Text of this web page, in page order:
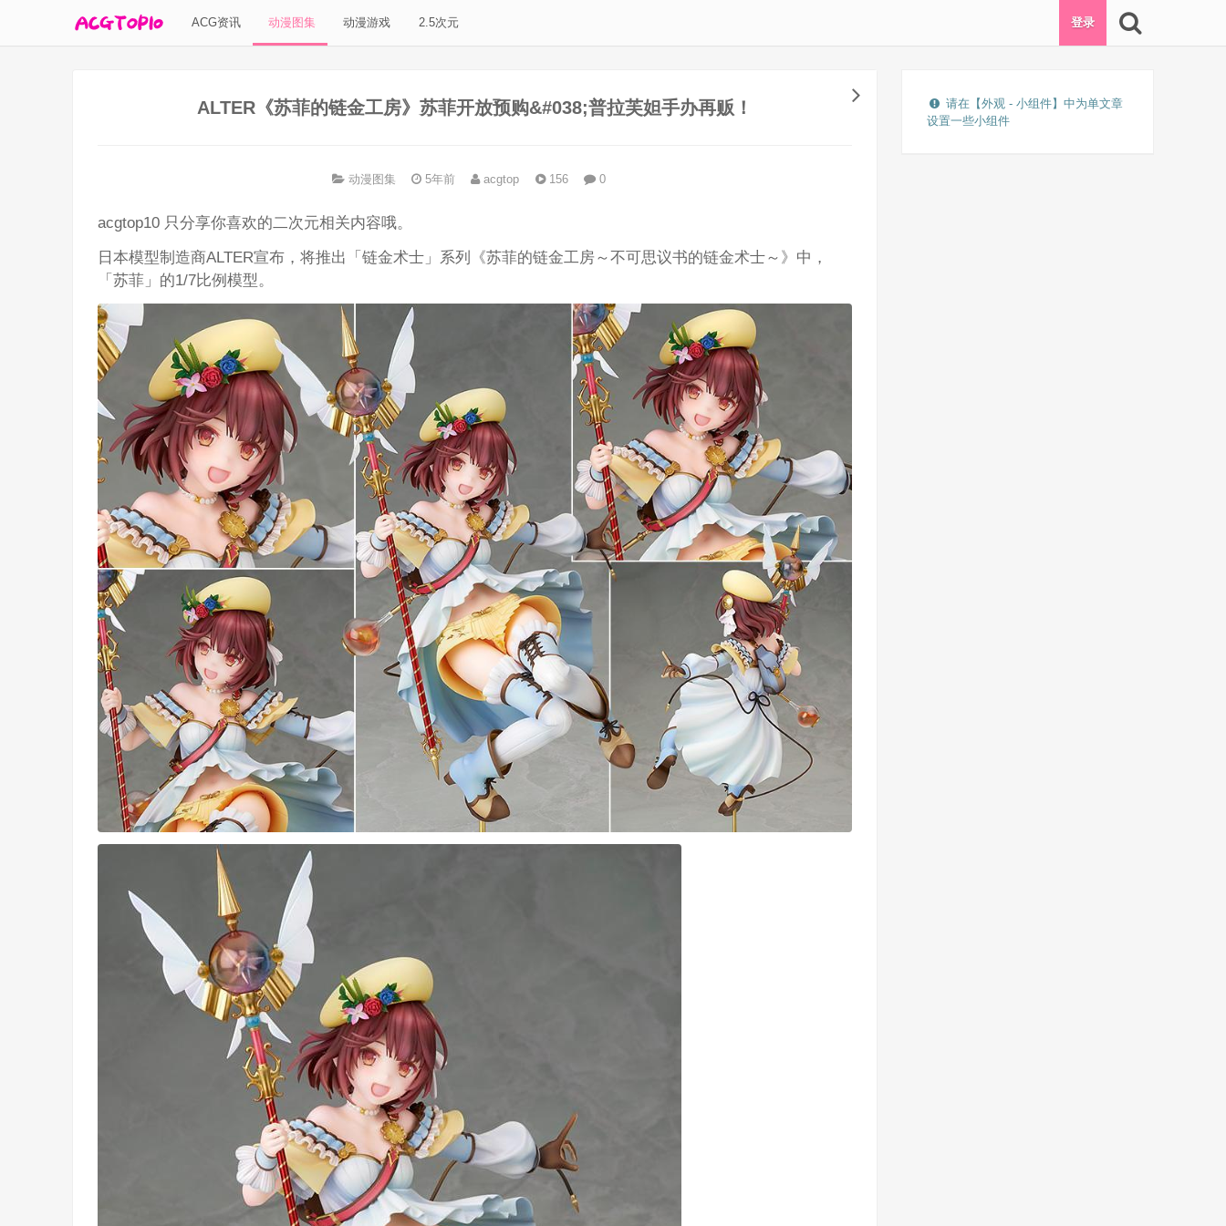
ACG资讯 动漫图集 动漫游戏 2.5次元 登录
ALTER《苏菲的链金工房》苏菲开放预购&#038;普拉芙妲手办再贩！
动漫图集 5年前 acgtop 156 0
acgtop10 只分享你喜欢的二次元相关内容哦。
日本模型制造商ALTER宣布，将推出「链金术士」系列《苏菲的链金工房～不可思议书的链金术士～》中，
「苏菲」的1/7比例模型。
请在【外观 - 小组件】中为单文章
设置一些小组件